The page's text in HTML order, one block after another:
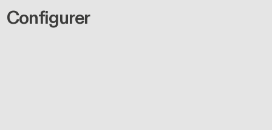
Configurer